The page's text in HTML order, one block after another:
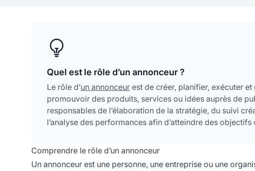
Quel est le rôle d’un annonceur ?
Le rôle d’un annonceur est de créer, planifier, exécuter
promouvoir des produits, services ou idées auprès de
responsables de l’élaboration de la stratégie, du suivi
l’analyse des performances afin d’atteindre des
Comprendre le rôle d’un annonceur
Un annonceur est une personne, une entreprise ou une